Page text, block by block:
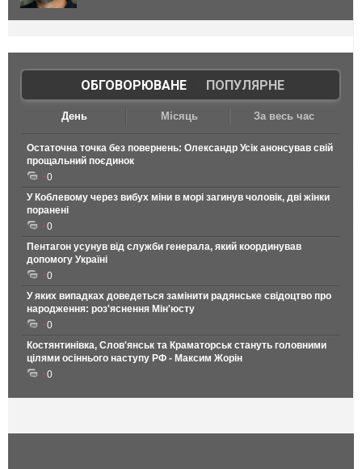
ОБГОВОРЮВАНЕ| ПОПУЛЯРНЕ
День Місяць За весь час
Остаточна точка без повернень: Олександр Усік анонсував свій
прощальний поєдинок
0
У Коблевому через вибух міни в морі загинув чоловік, дві жінки
поранені
0
Пентагон усунув від служби генерала, який координував
допомогу Україні
0
У яких випадках доведеться замінити радянське свідоцтво про
народження: роз'яснення Мін'юсту
0
Костянтинівка, Слов'янськ та Краматорськ стануть головними
цілями осіннього наступу РФ - Максим Жорін
0